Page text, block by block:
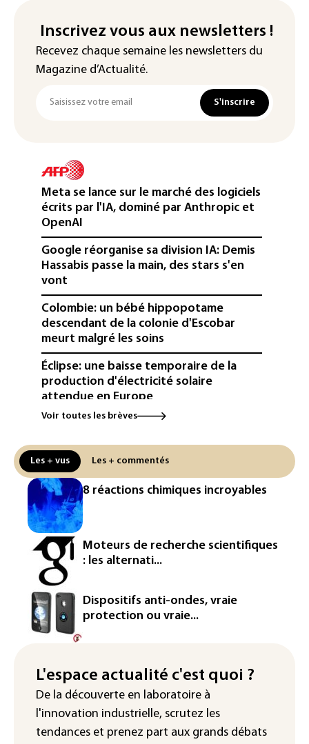
Inscrivez vous aux newsletters !
Recevez chaque semaine les newsletters du
Magazine d’Actualité.
S'inscrire
Meta se lance sur le marché des logiciels
écrits par l'IA, dominé par Anthropic et
OpenAI
Google réorganise sa division IA: Demis
Hassabis passe la main, des stars s'en
vont
Colombie: un bébé hippopotame
descendant de la colonie d'Escobar
meurt malgré les soins
Éclipse: une baisse temporaire de la
production d'électricité solaire
attendue en Europe
Inde : Meta sommé de s'excuser après
le retrait d'une vidéo de Modi
La défense, voie de diversification pour
un secteur automobile à la peine
France : prison avec sursis et
"bannissement numérique" pour deux
streamers jugés pour des violences et
humiliations en ligne
IA : Mythos 5 d'Anthropic crée de
fausses identités lors d'un test au
Sri Lanka : interdiction d'accès à des
sites majeurs de jeux en ligne
Voir toutes les brèves
Les + vus Les + commentés
8 réactions chimiques incroyables
Moteurs de recherche scientifiques
: les alternati...
Dispositifs anti-ondes, vraie
protection ou vraie...
L'espace actualité c'est quoi ?
De la découverte en laboratoire à
l'innovation industrielle, scrutez les
tendances et prenez part aux grands débats